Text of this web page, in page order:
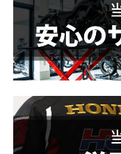
ホンダドリ
千葉県
ホンダドリ
ホンダドリ
ホンダドリ
ホンダドリ
奈良県
ホンダドリ